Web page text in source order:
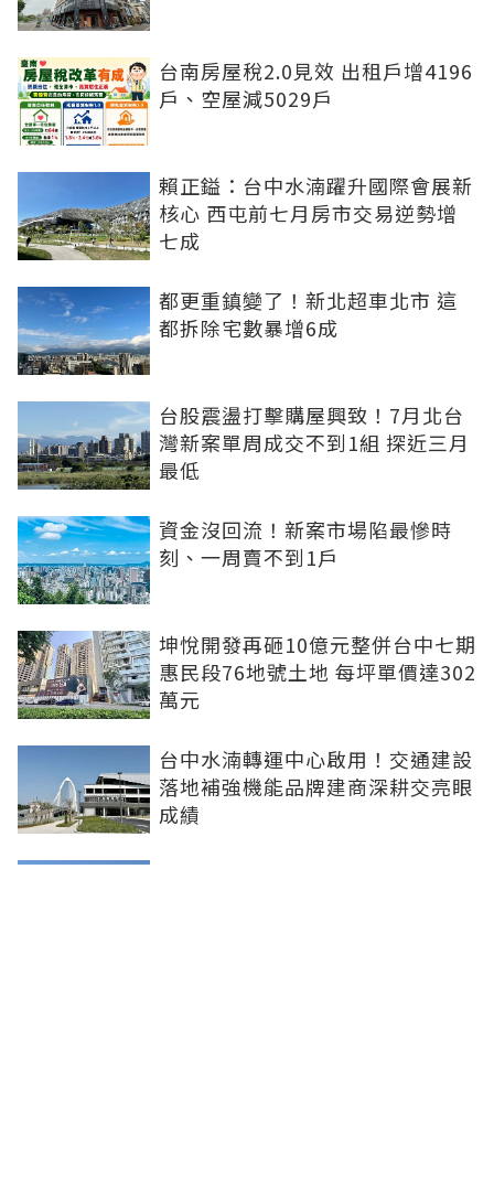
台南房屋稅2.0見效 出租戶增4196
戶、空屋減5029戶
賴正鎰：台中水湳躍升國際會展新
核心 西屯前七月房市交易逆勢增
七成
都更重鎮變了！新北超車北市 這
都拆除宅數暴增6成
台股震盪打擊購屋興致！7月北台
灣新案單周成交不到1組 探近三月
最低
資金沒回流！新案市場陷最慘時
刻、一周賣不到1戶
坤悅開發再砸10億元整併台中七期
惠民段76地號土地 每坪單價達302
萬元
台中水湳轉運中心啟用！交通建設
落地補強機能品牌建商深耕交亮眼
成績